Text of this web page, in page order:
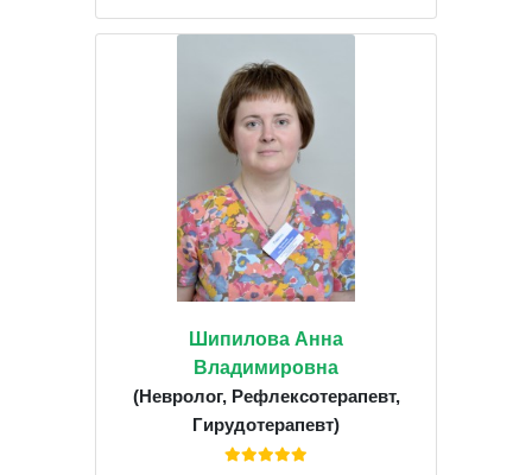
Шипилова Анна
Владимировна
(Невролог, Рефлексотерапевт,
Гирудотерапевт)